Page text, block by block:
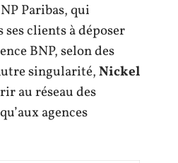
Paribas, qui
clients à déposer
BNP, selon des
singularité,Nickel
au réseau des
agences